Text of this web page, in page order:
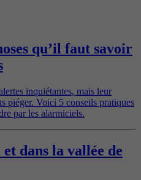
qu’il faut savoir
inquiétantes, mais leur
piéger. Voici 5 conseils pratiques
par les alarmiciels.
dans la vallée de